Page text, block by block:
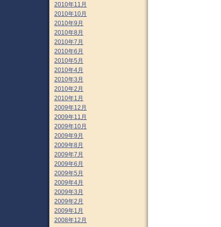
2010年11月
2010年10月
2010年9月
2010年8月
2010年7月
2010年6月
2010年5月
2010年4月
2010年3月
2010年2月
2010年1月
2009年12月
2009年11月
2009年10月
2009年9月
2009年8月
2009年7月
2009年6月
2009年5月
2009年4月
2009年3月
2009年2月
2009年1月
2008年12月